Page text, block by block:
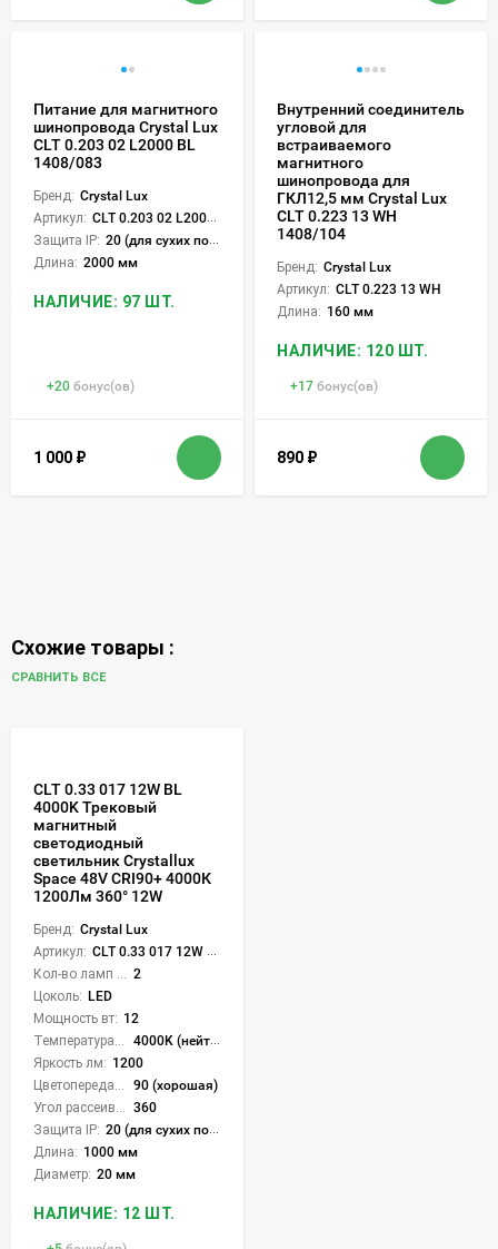
Питание для магнитного
шинопровода Crystal Lux
CLT 0.203 02 L2000 BL
1408/083
Бренд: Crystal Lux
Артикул: CLT 0.203 02 L2000 BL
Защита IP: 20 (для сухих пом.)
Длина: 2000 мм
НАЛИЧИЕ: 97 ШТ.
+20 бонус(ов)
1 000 ₽
Внутренний соединитель
угловой для
встраиваемого
магнитного
шинопровода для
ГКЛ12,5 мм Crystal Lux
CLT 0.223 13 WH
1408/104
Бренд: Crystal Lux
Артикул: CLT 0.223 13 WH
Длина: 160 мм
НАЛИЧИЕ: 120 ШТ.
+17 бонус(ов)
890 ₽
Схожие товары :
СРАВНИТЬ ВСЕ
CLT 0.33 017 12W BL
4000K Трековый
магнитный
светодиодный
светильник Crystallux
Space 48V CRI90+ 4000К
1200Лм 360° 12W
Бренд: Crystal Lux
Артикул: CLT 0.33 017 12W BL 4000K
Кол-во ламп или LED: 2
Цоколь: LED
Мощность вт: 12
Температура света:
4000K (нейтральный)
Яркость лм: 1200
Цветопередача (CRI):
90 (хорошая)
Угол рассеивания света °: 360
Защита IP: 20 (для сухих пом.)
Длина: 1000 мм
Диаметр: 20 мм
НАЛИЧИЕ: 12 ШТ.